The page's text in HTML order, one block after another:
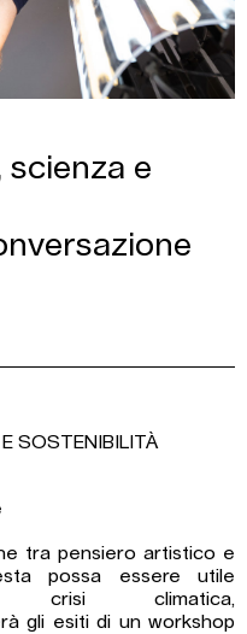
scienza e
SOSTENIBILITÀ
tra pensiero artistico e
possa essere utile
crisi climatica,
gli esiti di un workshop